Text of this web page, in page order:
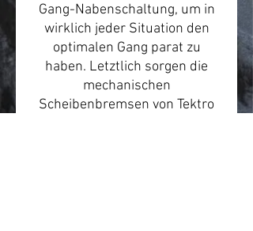
Gang-Nabenschaltung, um in
wirklich jeder Situation den
optimalen Gang parat zu
haben. Letztlich sorgen die
mechanischen
Scheibenbremsen von Tektro